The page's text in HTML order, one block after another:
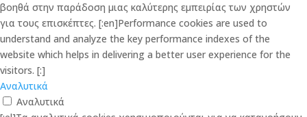
βοηθά στην παράδοση μιας καλύτερης εμπειρίας των χρηστών
για τους επισκέπτες. [:en]Performance cookies are used to
understand and analyze the key performance indexes of the
website which helps in delivering a better user experience for the
visitors. [:]
Αναλυτικά
Αναλυτικά